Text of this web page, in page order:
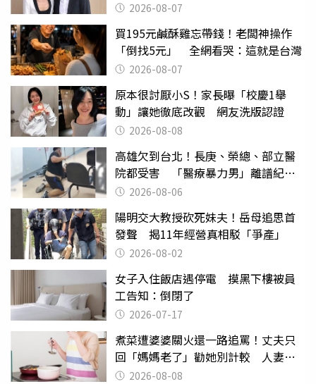
2026-08-07
買195元鹹酥雞忘帶錢！老闆神操作
「倒找5元」 全網看哭：這就是台灣
2026-08-07
原本很討厭小S！家長曝「校慶1舉
動」讓她徹底改觀 網友洗版認證
2026-08-08
高雄欠到台北！長庚、榮總、部立醫
院都受害 「醫療暴力男」離譜紀錄
曝光2026-08-06
陽明交大教授砍死妹夫！岳母追思首
發聲 揭11年經營真相駁「爭產」
2026-08-02
女子入住飯店遇停電 摸黑下樓被員
工告知：倒閉了
2026-07-17
煮菜遭婆婆關火還一路追罵！丈夫只
回「媽媽老了」勸她別計較 人妻超
崩潰：我像台傭
2026-08-08